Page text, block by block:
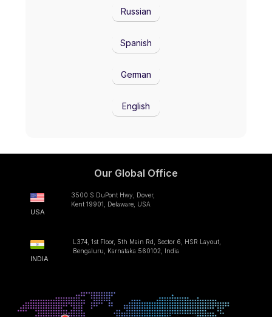
Russian
Spanish
German
English
Our Global Office
USA
3500 S DuPont Hwy, Dover,
Kent 19901, Delaware, USA
INDIA
L374, 1st Floor, 5th Main Rd, Sector 6, HSR Layout,
Bengaluru, Karnataka 560102, India